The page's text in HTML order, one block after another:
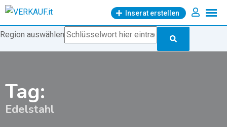
Zum
springen
Inserat erstellen
Region auswählen
Tag:
Edelstahl